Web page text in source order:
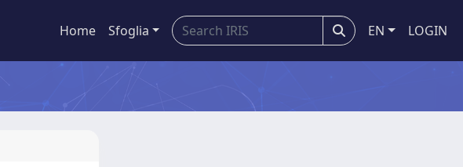
Home Sfoglia EN LOGIN